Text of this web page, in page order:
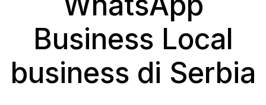
Business Local
business di Serbia